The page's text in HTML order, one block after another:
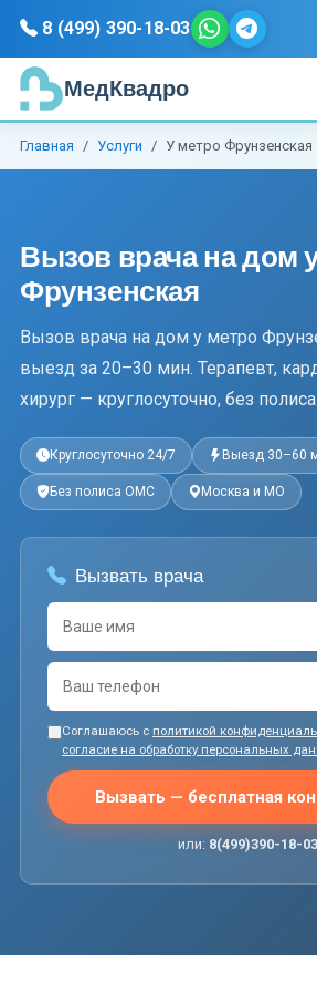
8 (499) 390-18-03
МедКвадро
Главная Услуги У метро Фрунзенская
Вызов врача на дом
Фрунзенская
Вызов врача на дом у метро
выезд за 20–30 мин. Терапевт,
хирург — круглосуточно, без
Круглосуточно 24/7 Выезд 30–60
Без полиса ОМС Москва и МО
Вызвать врача
Соглашаюсь с политикой
согласие на обработку персональных
Вызвать — бесплатная
или: 8(499)390-18-03